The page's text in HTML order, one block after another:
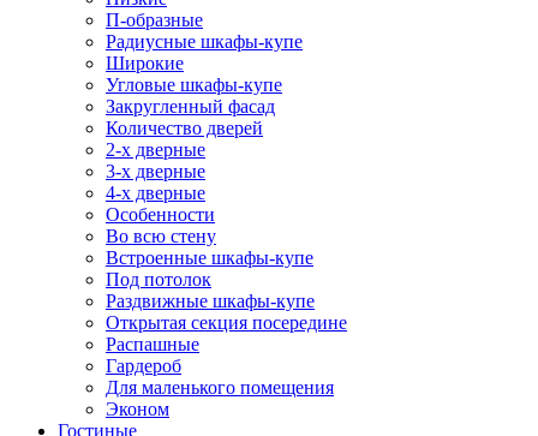
П-образные
Радиусные шкафы-купе
Широкие
Угловые шкафы-купе
Закругленный фасад
Количество дверей
2-х дверные
3-х дверные
4-х дверные
Особенности
Во всю стену
Встроенные шкафы-купе
Под потолок
Раздвижные шкафы-купе
Открытая секция посередине
Распашные
Гардероб
Для маленького помещения
Эконом
Гостиные